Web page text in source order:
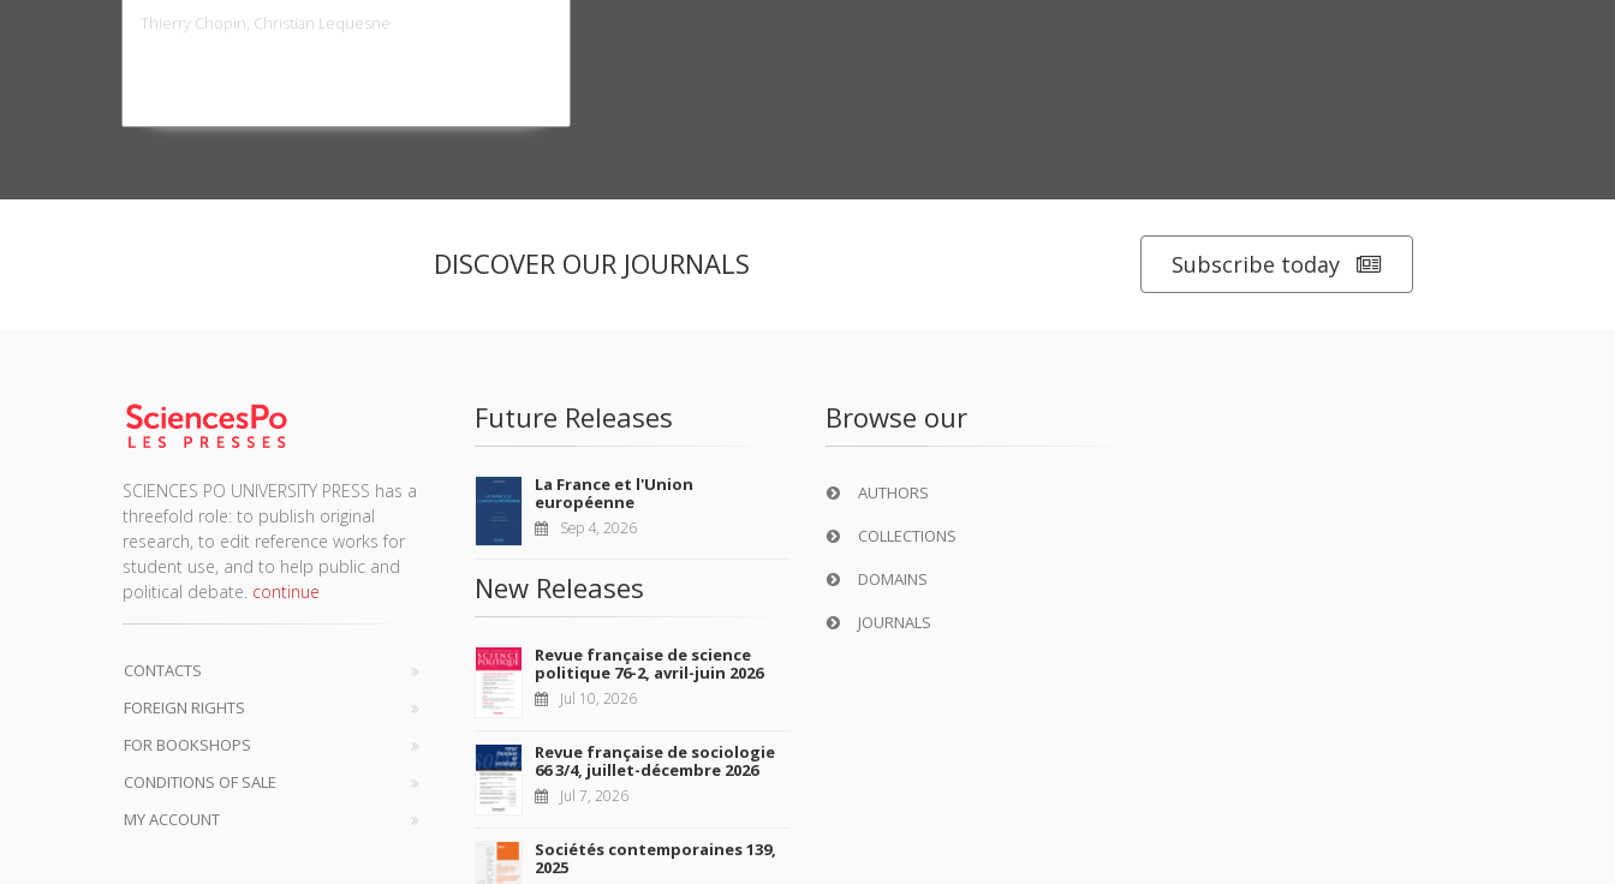
Thierry Chopin, Christian Lequesne
DISCOVER OUR JOURNALS Subscribe today
SCIENCES PO UNIVERSITY PRESS has a
threefold role: to publish original
research, to edit reference works for
student use, and to help public and
political debate. continue
CONTACTS
FOREIGN RIGHTS
FOR BOOKSHOPS
CONDITIONS OF SALE
MY ACCOUNT
Future Releases
La France et l'Union
européenne
Sep 4, 2026
New Releases
Revue française de science
politique 76-2, avril-juin 2026
Jul 10, 2026
Revue française de sociologie
66 3/4, juillet-décembre 2026
Jul 7, 2026
Sociétés contemporaines 139,
2025
Browse our
AUTHORS
COLLECTIONS
DOMAINS
JOURNALS